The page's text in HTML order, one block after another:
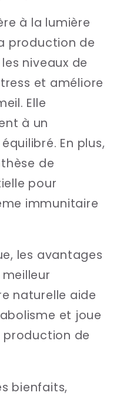
à la lumière
production de
niveaux de
et améliore
Elle
à un
En plus,
de
pour
immunitaire
les avantages
naturelle aide
et joue
production de
bienfaits,